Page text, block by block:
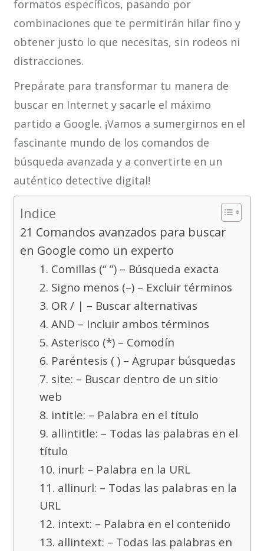
formatos específicos, pasando por
combinaciones que te permitirán hilar fino y
obtener justo lo que necesitas, sin rodeos ni
distracciones.
Prepárate para transformar tu manera de
buscar en Internet y sacarle el máximo
partido a Google. ¡Vamos a sumergirnos en el
fascinante mundo de los comandos de
búsqueda avanzada y a convertirte en un
auténtico detective digital!
Indice
21 Comandos avanzados para buscar
en Google como un experto
1. Comillas (“ ”) – Búsqueda exacta
2. Signo menos (–) – Excluir términos
3. OR / | – Buscar alternativas
4. AND – Incluir ambos términos
5. Asterisco (*) – Comodín
6. Paréntesis ( ) – Agrupar búsquedas
7. site: – Buscar dentro de un sitio
web
8. intitle: – Palabra en el título
9. allintitle: – Todas las palabras en el
título
10. inurl: – Palabra en la URL
11. allinurl: – Todas las palabras en la
URL
12. intext: – Palabra en el contenido
13. allintext: – Todas las palabras en